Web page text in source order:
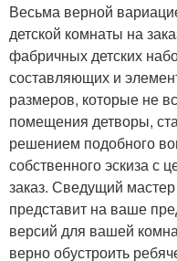
Весьма верной
детской комнаты на
фабричных детских
составляющих и
размеров, которые не
помещения детворы,
решением подобного
собственного эскиза с
заказ. Сведущий
представит на ваше
версий для вашей
верно обустроить